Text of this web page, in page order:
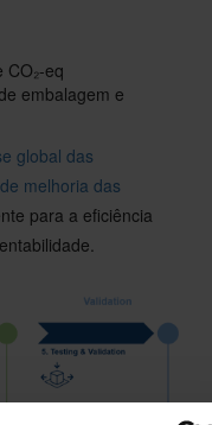
eq
embalagem e
global das
melhoria das
para a eficiência